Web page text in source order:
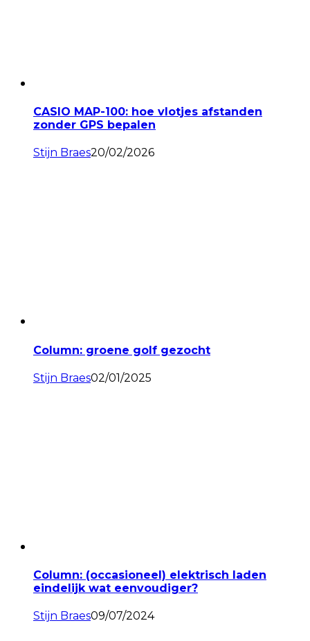
CASIO MAP-100: hoe vlotjes afstanden
zonder GPS bepalen
Stijn Braes20/02/2026
Column: groene golf gezocht
Stijn Braes02/01/2025
Column: (occasioneel) elektrisch laden
eindelijk wat eenvoudiger?
Stijn Braes09/07/2024